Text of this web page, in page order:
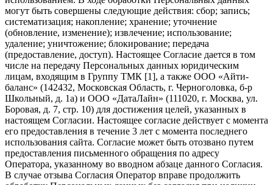
могут быть совершены следующие действия: сбор; запись;
систематизация; накопление; хранение; уточнение
(обновление, изменение); извлечение; использование;
удаление; уничтожение; блокирование; передача
(предоставление, доступ). Настоящее Согласие дается в том
числе на передачу Персональных данных юридическим
лицам, входящим в Группу ТМК [1], а также ООО «Айти-
баланс» (142432, Московская Область, г. Черноголовка, б-р
Школьный, д. 1а) и ООО «ДатаЛайн» (111020, г. Москва, ул.
Боровая, д. 7, стр. 10) для достижения целей, указанных в
настоящем Согласии. Настоящее согласие действует с момента
его предоставления в течение 3 лет с момента последнего
использования сайта. Согласие может быть отозвано путем
предоставления письменного обращения по адресу
Оператора, указанному во вводном абзаце данного Согласия.
В случае отзыва Согласия Оператор вправе продолжить